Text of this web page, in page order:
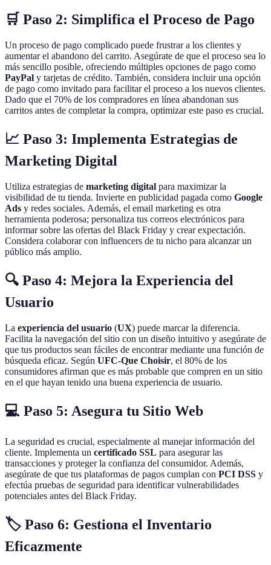
🛒 Paso 2: Simplifica el Proceso de Pago
Un proceso de pago complicado puede frustrar a los clientes y
aumentar el abandono del carrito. Asegúrate de que el proceso sea lo
más sencillo posible, ofreciendo múltiples opciones de pago como
PayPal y tarjetas de crédito. También, considera incluir una opción
de pago como invitado para facilitar el proceso a los nuevos clientes.
Dado que el 70% de los compradores en línea abandonan sus
carritos antes de completar la compra, optimizar este paso es crucial.
📈 Paso 3: Implementa Estrategias de
Marketing Digital
Utiliza estrategias de marketing digital para maximizar la
visibilidad de tu tienda. Invierte en publicidad pagada como Google
Ads y redes sociales. Además, el email marketing es otra
herramienta poderosa; personaliza tus correos electrónicos para
informar sobre las ofertas del Black Friday y crear expectación.
Considera colaborar con influencers de tu nicho para alcanzar un
público más amplio.
🔍 Paso 4: Mejora la Experiencia del
Usuario
La experiencia del usuario (UX) puede marcar la diferencia.
Facilita la navegación del sitio con un diseño intuitivo y asegúrate de
que tus productos sean fáciles de encontrar mediante una función de
búsqueda eficaz. Según UFC-Que Choisir, el 80% de los
consumidores afirman que es más probable que compren en un sitio
en el que hayan tenido una buena experiencia de usuario.
💻 Paso 5: Asegura tu Sitio Web
La seguridad es crucial, especialmente al manejar información del
cliente. Implementa un certificado SSL para asegurar las
transacciones y proteger la confianza del consumidor. Además,
asegúrate de que tus plataformas de pagos cumplan con PCI DSS y
efectúa pruebas de seguridad para identificar vulnerabilidades
potenciales antes del Black Friday.
🏷️ Paso 6: Gestiona el Inventario
Eficazmente